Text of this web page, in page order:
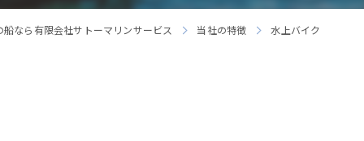
船なら有限会社サトーマリンサービス 当社の特徴 水上バイク